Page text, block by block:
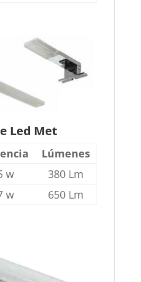
Led Met
Lúmenes
w
380 Lm
w 650 Lm